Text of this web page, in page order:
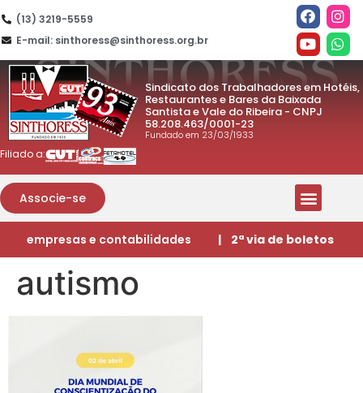
(13) 3219-5559
E-mail: sinthoress@sinthoress.org.br
Sindicato dos Trabalhadores em Hotéis,
Restaurantes e Bares da Baixada
Santista e Vale do Ribeira - CNPJ
58.208.463/0001-23
Fundado em 23/03/1933
Filiado a:
Associe-se
empresas e contabilidades | 2ª via de boletos
autismo